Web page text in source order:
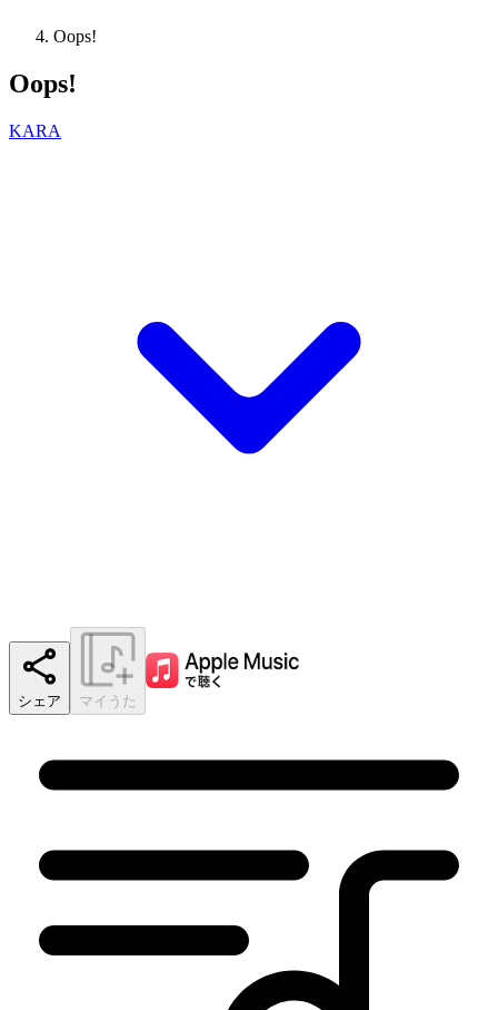
Oops!
Oops!
KARA
シェア マイうた